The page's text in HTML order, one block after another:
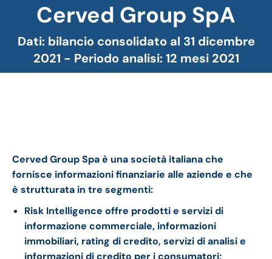
Cerved Group SpA
Dati: bilancio consolidato al 31 dicembre
2021 - Periodo analisi: 12 mesi 2021
Tu sei qui:
Cerved Group Spa è una società italiana che
fornisce informazioni finanziarie alle aziende e che
è strutturata in tre segmenti:
Risk Intelligence offre prodotti e servizi di
informazione commerciale, informazioni
immobiliari, rating di credito, servizi di analisi e